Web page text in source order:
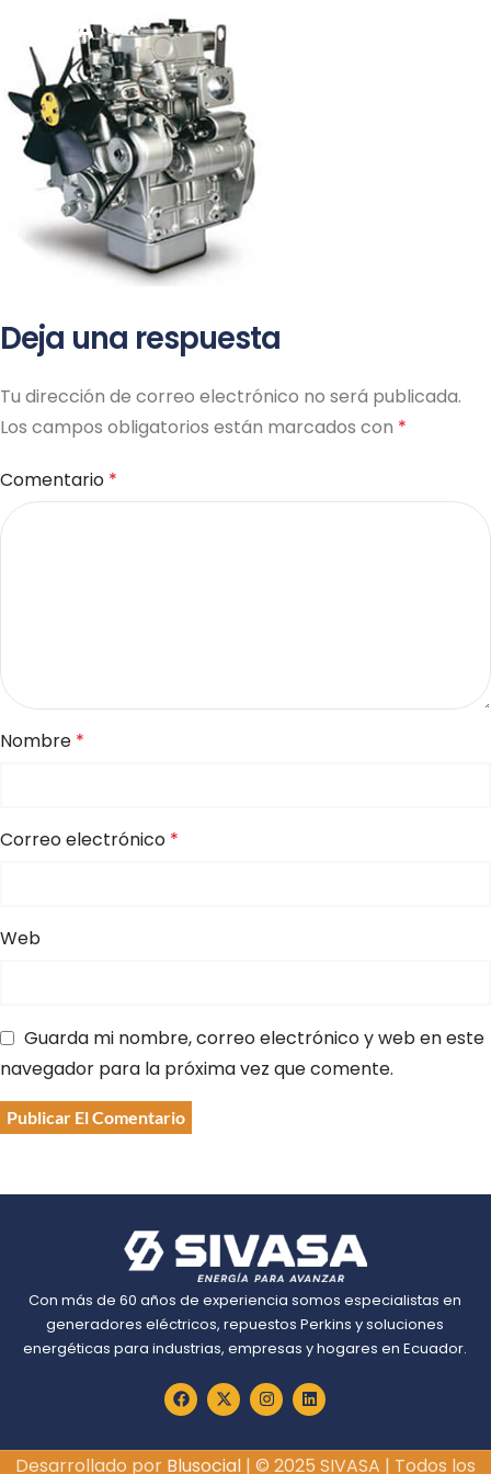
Deja una respuesta
Tu dirección de correo electrónico no será publicada.
Los campos obligatorios están marcados con *
Comentario *
Nombre *
Correo electrónico *
Web
Guarda mi nombre, correo electrónico y web en este
navegador para la próxima vez que comente.
Con más de 60 años de experiencia somos especialistas en
generadores eléctricos, repuestos Perkins y soluciones
energéticas para industrias, empresas y hogares en Ecuador.
Desarrollado por Blusocial | © 2025 SIVASA | Todos los